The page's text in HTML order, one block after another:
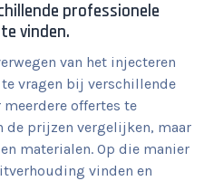
professionele
vinden.
van het injecteren
vragen bij verschillende
offertes te
prijzen vergelijken, maar
materialen. Op die manier
vinden en